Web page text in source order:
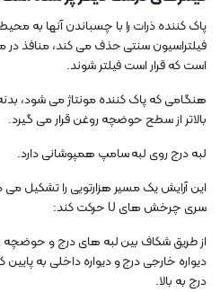
پاک کننده ذرات را با چسباندن آنها به
فیلتراسیون سنتی حذف می کند، منافذ در
است که قرار است فیلتر شوند.
هنگامی که پاک کننده مونتاژ می شود،
بالاتر از سطح حوضچه روغن قرار می گیرد.
لبه درج روی لبه سامپ همپوشانی دارد.
این آرایش یک مسیر هزارتویی را تشکیل می
سری چرخش های U حرکت کند:
از طریق شکاف بین لبه های درج و حوضچه
دیواره خارجی درج و دیواره داخلی به پایین
درج به بالا.